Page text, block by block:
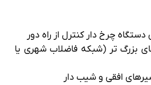
چرخ‌ دار کنترل از راه دور
بزرگ‌ تر (شبکه فاضلاب شهری یا
افقی و شیب‌ دار